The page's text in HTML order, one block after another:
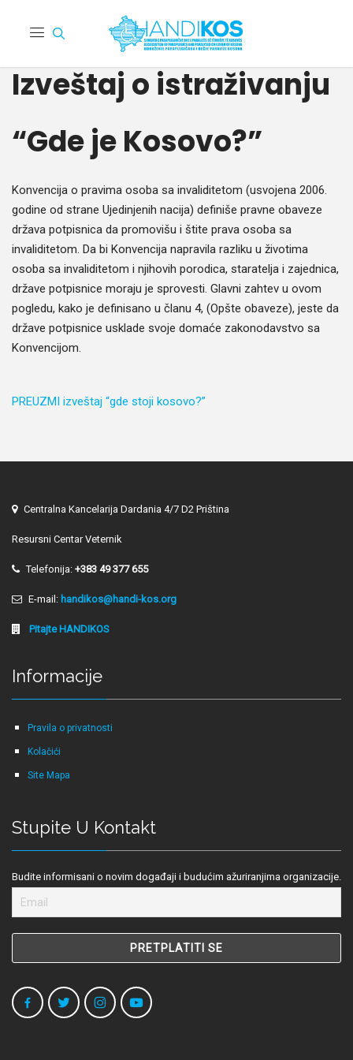
Izveštaj o istraživanju
“Gde je Kosovo?”
Kon­ven­ci­ja o prav­i­ma oso­ba sa inva­lidite­tom (usvo­je­na 2006.
godine od strane Ujed­in­jenih naci­ja) definiše pravne obaveze
drža­va pot­pis­ni­ca da pro­movišu i štite pra­va oso­ba sa
inva­lidite­tom. Da bi Kon­ven­ci­ja naprav­i­la raz­liku u živ­o­ti­ma
oso­ba sa inva­lidite­tom i nji­hovih porod­i­ca, staratel­ja i zajed­ni­ca,
države pot­pis­nice mora­ju je sprovesti. Glavni zahtev u ovom
pogle­du, kako je defin­isano u članu 4, (Opšte obaveze), jeste da
države pot­pis­nice usklade svo­je domaće zakon­o­davst­vo sa
Konvencijom.
PREUZMI izveš­taj “gde sto­ji kosovo?”
Centralna Kancelarija Dardania 4/7 D2 Priština
Resursni Centar Veternik
Telefonija: +383 49 377 655
E-mail: handikos@handi-kos.org
Pitajte HANDIKOS
Informacije
Pravila o privatnosti
Kolačići
Site Mapa
Stupite U Kontakt
Budite informisani o novim događaji i budućim ažuriranjima organizacije.